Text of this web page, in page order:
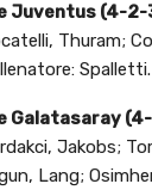
Juventus (4-2-
Thuram;
Spalletti.
Galatasaray
Jakobs;
Lang;